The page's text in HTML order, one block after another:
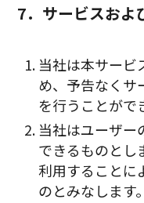
7．サービスおよ
当社は本サービ
め、予告なくサ
を行うことがで
当社はユーザー
できるものとし
利用することに
のとみなします。